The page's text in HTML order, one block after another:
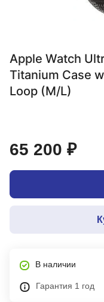
Apple Watch
Titanium Case
Loop (M/L)
65 200 ₽
В наличии
Гарантия 1 год